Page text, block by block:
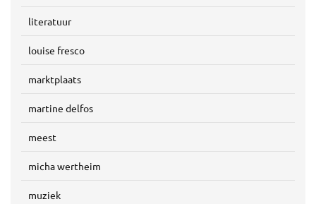
literatuur
louise fresco
marktplaats
martine delfos
meest
micha wertheim
muziek